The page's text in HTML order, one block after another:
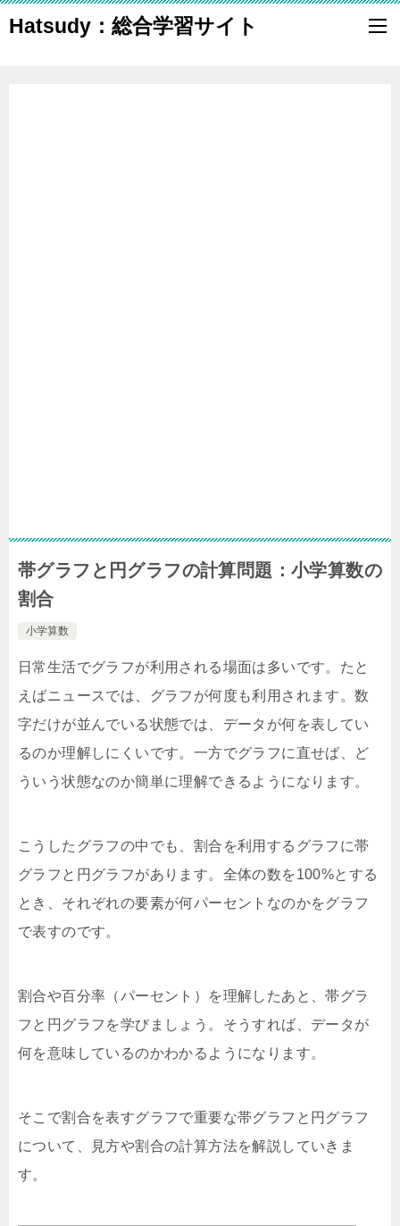
Hatsudy：総合学習サイト
帯グラフと円グラフの計算問題：小学算数の
割合
小学算数
日常生活でグラフが利用される場面は多いです。たと
えばニュースでは、グラフが何度も利用されます。数
字だけが並んでいる状態では、データが何を表してい
るのか理解しにくいです。一方でグラフに直せば、ど
ういう状態なのか簡単に理解できるようになります。
こうしたグラフの中でも、割合を利用するグラフに帯
グラフと円グラフがあります。全体の数を100%とする
とき、それぞれの要素が何パーセントなのかをグラフ
で表すのです。
割合や百分率（パーセント）を理解したあと、帯グラ
フと円グラフを学びましょう。そうすれば、データが
何を意味しているのかわかるようになります。
そこで割合を表すグラフで重要な帯グラフと円グラフ
について、見方や割合の計算方法を解説していきま
す。